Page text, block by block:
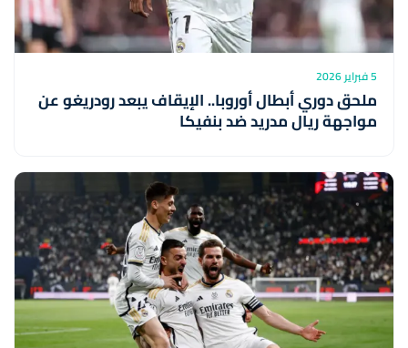
5 فبراير 2026
ملحق دوري أبطال أوروبا.. الإيقاف يبعد رودريغو عن
مواجهة ريال مدريد ضد بنفيكا